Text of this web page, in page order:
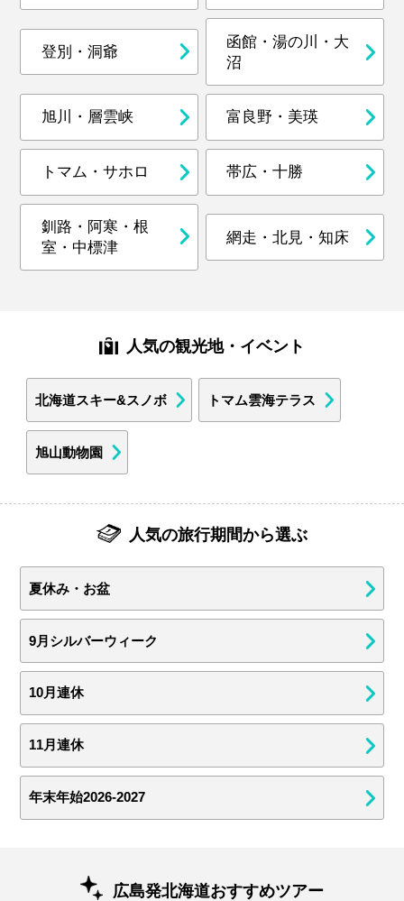
登別・洞爺
函館・湯の川・大
沼
旭川・層雲峡 富良野・美瑛
トマム・サホロ 帯広・十勝
釧路・阿寒・根
室・中標津
網走・北見・知床
人気の観光地・イベント
北海道スキー&スノボ トマム雲海テラス
旭山動物園
人気の旅行期間から選ぶ
夏休み・お盆
9月シルバーウィーク
10月連休
11月連休
年末年始2026-2027
広島発北海道おすすめツアー